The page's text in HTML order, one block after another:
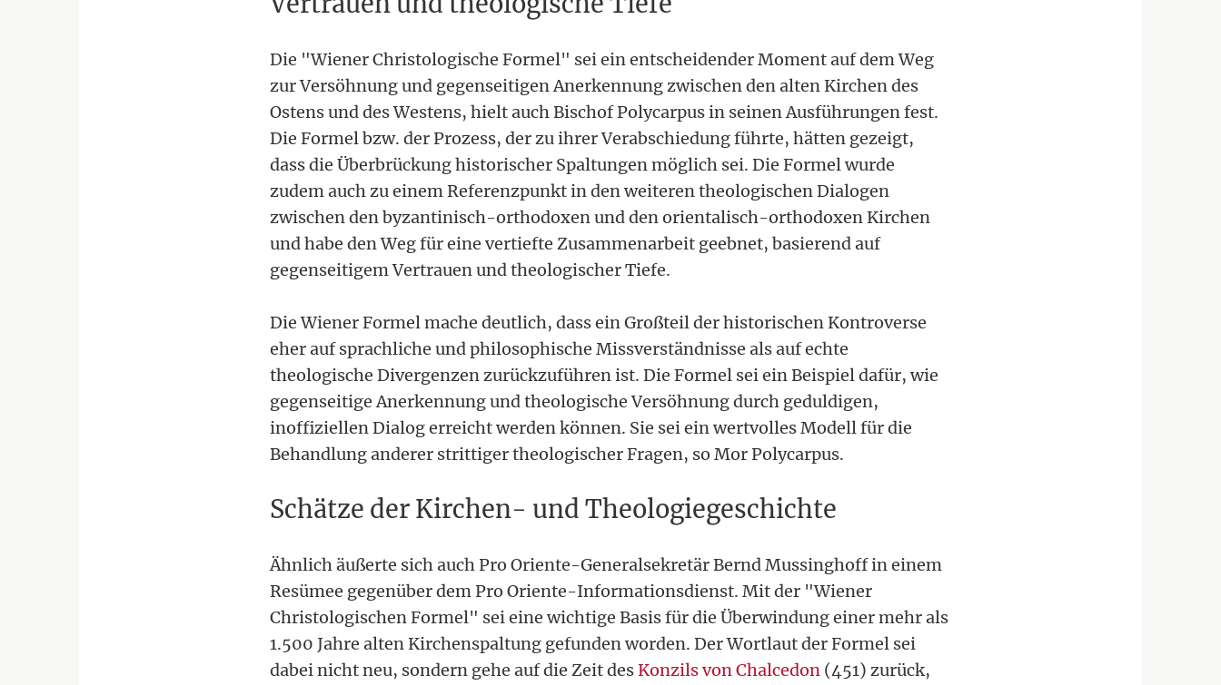
Die "Wiener Christologische Formel" sei ein entscheidender Moment auf dem Weg
zur Versöhnung und gegenseitigen Anerkennung zwischen den alten Kirchen des
Ostens und des Westens, hielt auch Bischof Polycarpus in seinen Ausführungen fest.
Die Formel bzw. der Prozess, der zu ihrer Verabschiedung führte, hätten gezeigt,
dass die Überbrückung historischer Spaltungen möglich sei. Die Formel wurde
zudem auch zu einem Referenzpunkt in den weiteren theologischen Dialogen
zwischen den byzantinisch-orthodoxen und den orientalisch-orthodoxen Kirchen
und habe den Weg für eine vertiefte Zusammenarbeit geebnet, basierend auf
gegenseitigem Vertrauen und theologischer Tiefe.
Die Wiener Formel mache deutlich, dass ein Großteil der historischen Kontroverse
eher auf sprachliche und philosophische Missverständnisse als auf echte
theologische Divergenzen zurückzuführen ist. Die Formel sei ein Beispiel dafür, wie
gegenseitige Anerkennung und theologische Versöhnung durch geduldigen,
inoffiziellen Dialog erreicht werden können. Sie sei ein wertvolles Modell für die
Behandlung anderer strittiger theologischer Fragen, so Mor Polycarpus.
Schätze der Kirchen- und Theologiegeschichte
Ähnlich äußerte sich auch Pro Oriente-Generalsekretär Bernd Mussinghoff in einem
Resümee gegenüber dem Pro Oriente-Informationsdienst. Mit der "Wiener
Christologischen Formel" sei eine wichtige Basis für die Überwindung einer mehr als
1.500 Jahre alten Kirchenspaltung gefunden worden. Der Wortlaut der Formel sei
dabei nicht neu, sondern gehe auf die Zeit desKonzils von Chalcedon (451) zurück,